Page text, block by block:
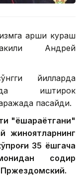
қарши кураш
Андрей
йилларда
иштирок
пасайди.
"ёшараётгани"
жиноятларнинг
35 ёшгача
содир